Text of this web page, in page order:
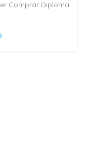
Comprar Diploma